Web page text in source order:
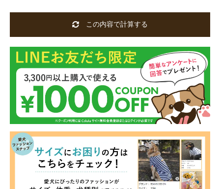
この内容で計算する